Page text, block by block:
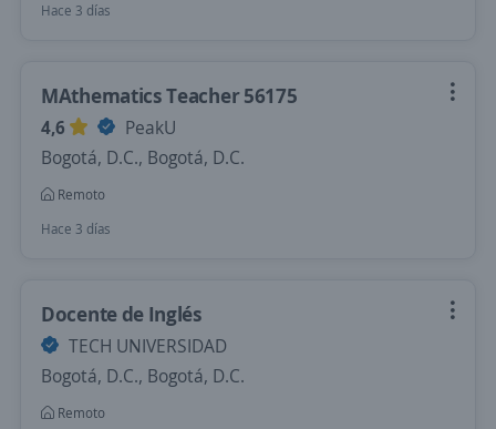
Hace 3 días
MAthematics Teacher 56175
4,6
PeakU
Bogotá, D.C., Bogotá, D.C.
Remoto
Hace 3 días
Docente de Inglés
TECH UNIVERSIDAD
Bogotá, D.C., Bogotá, D.C.
Remoto